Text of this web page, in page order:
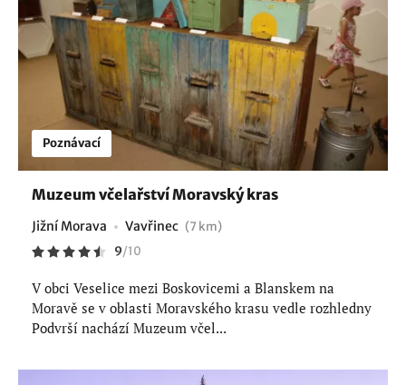
Poznávací
Muzeum včelařství Moravský kras
Jižní Morava Vavřinec (7 km)
9/10
V obci Veselice mezi Boskovicemi a Blanskem na
Moravě se v oblasti Moravského krasu vedle rozhledny
Podvrší nachází Muzeum včel...